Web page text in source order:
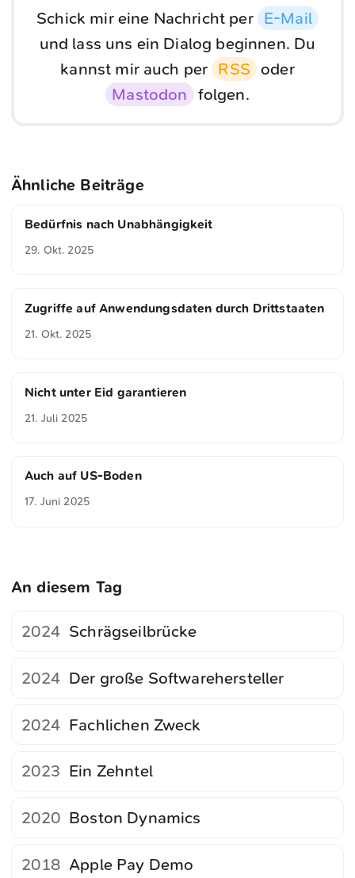
Schick mir eine Nachricht per E-Mail
und lass uns ein Dialog beginnen. Du
kannst mir auch per RSS oder
Mastodon folgen.
Ähnliche Beiträge
Bedürfnis nach Unabhängigkeit
29. Okt. 2025
Zugriffe auf Anwendungsdaten durch Drittstaaten
21. Okt. 2025
Nicht unter Eid garantieren
21. Juli 2025
Auch auf US-Boden
17. Juni 2025
An diesem Tag
2024 Schrägseilbrücke
2024 Der große Softwarehersteller
2024 Fachlichen Zweck
2023 Ein Zehntel
2020 Boston Dynamics
2018 Apple Pay Demo